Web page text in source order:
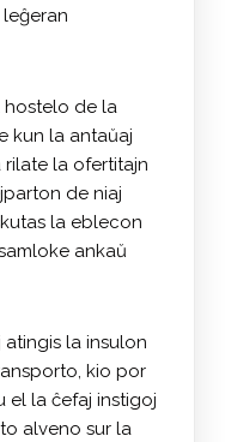
hostelo de la
kun la antaŭaj
rilate la ofertitajn
de niaj
la eblecon
ankaŭ
la insulon
kio por
el la ĉefaj instigoj
alveno sur la